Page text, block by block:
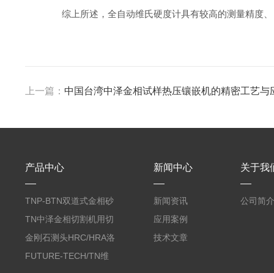
综上所述，全自动维氏硬度计具有较高的测量精度、
上一篇： 中国台湾中泽金相试样热压镶嵌机的精密工艺与
产品中心
TNP-BTN双道式金相砂
带机/金相研磨机
TN中泽金相切割机用切
削油/金相冷却液
金刚石测头HRC/HRA洛
氏硬度计专用
FUTURE-TECH/TN维
新闻中心
新闻资讯
应用案例
技术文章
关于我
公司简介